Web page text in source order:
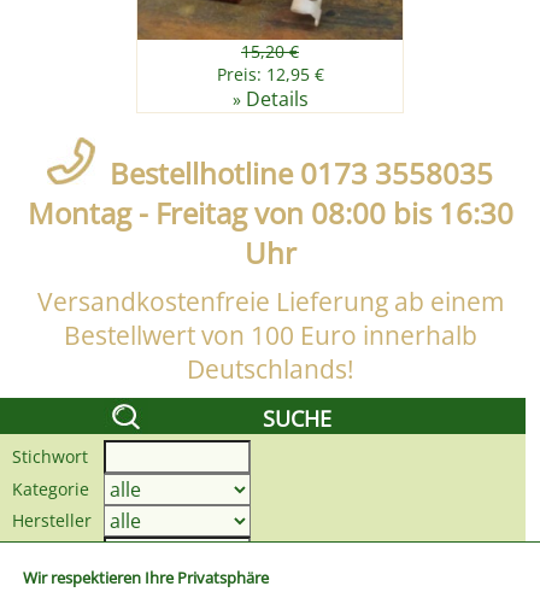
Wir respektieren Ihre Privatsphäre
15,20 €
Preis: 12,95 €
» Details
Bestellhotline 0173 3558035
Montag - Freitag von 08:00 bis 16:30
Uhr
Versandkostenfreie Lieferung ab einem
Bestellwert von 100 Euro innerhalb
Deutschlands!
SUCHE
Stichwort
Kategorie
Hersteller